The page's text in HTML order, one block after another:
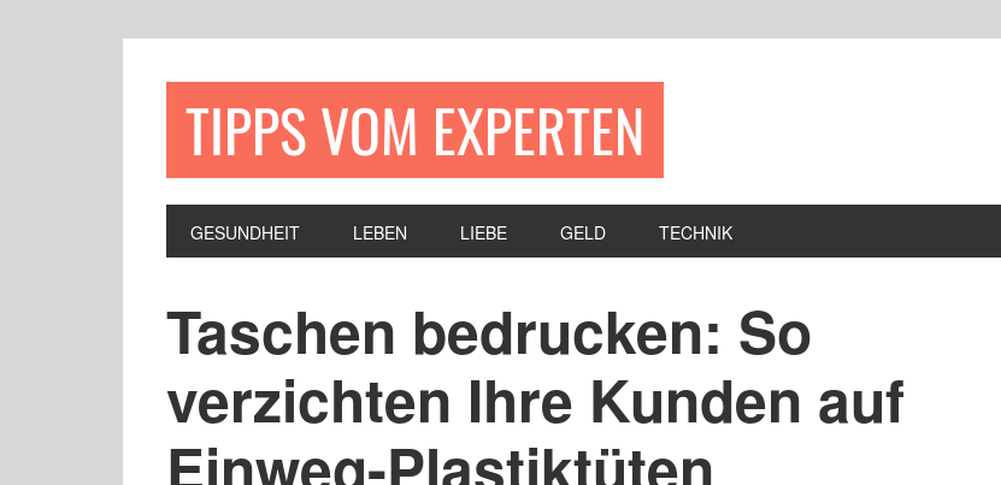
TIPPS VOM EXPERTEN
GESUNDHEIT LEBEN LIEBE GELD TECHNIK
Taschen bedrucken: So
verzichten Ihre Kunden auf
Einweg-Plastiktüten